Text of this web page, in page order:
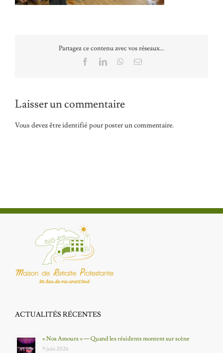
Partagez ce contenu avec vos réseaux...
FacebookLinkedInWhatsApp
Email
Laisser un commentaire
Vous devez êtreidentifié pour poster un commentaire.
ACTUALITÉS RÉCENTES
« Nos Amours » — Quand les résidents montent sur scène
9 juin 2026